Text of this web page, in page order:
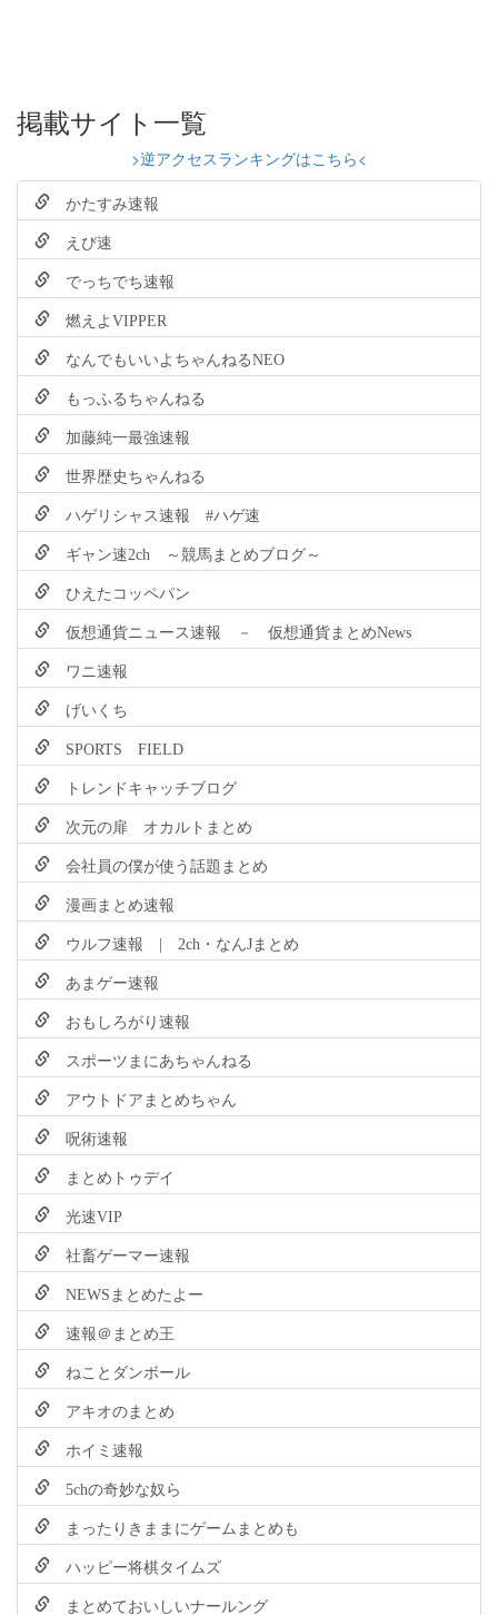
掲載サイト一覧
>逆アクセスランキングはこちら<
かたすみ速報
えび速
でっちでち速報
燃えよVIPPER
なんでもいいよちゃんねるNEO
もっふるちゃんねる
加藤純一最強速報
世界歴史ちゃんねる
ハゲリシャス速報 #ハゲ速
ギャン速2ch ～競馬まとめブログ～
ひえたコッペパン
仮想通貨ニュース速報 － 仮想通貨まとめNews
ワニ速報
げいくち
SPORTS FIELD
トレンドキャッチブログ
次元の扉 オカルトまとめ
会社員の僕が使う話題まとめ
漫画まとめ速報
ウルフ速報 | 2ch・なんJまとめ
あまゲー速報
おもしろがり速報
スポーツまにあちゃんねる
アウトドアまとめちゃん
呪術速報
まとめトゥデイ
光速VIP
社畜ゲーマー速報
NEWSまとめたよー
速報＠まとめ王
ねことダンボール
アキオのまとめ
ホイミ速報
5chの奇妙な奴ら
まったりきままにゲームまとめも
ハッピー将棋タイムズ
まとめておいしいナールング